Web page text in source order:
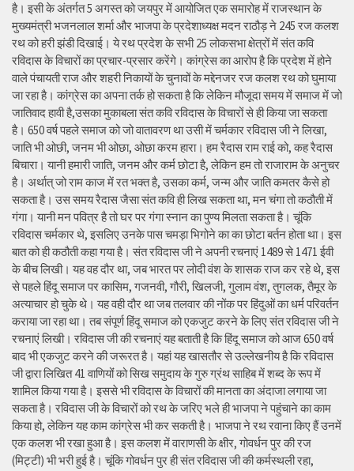
है। इसी के अंतर्गत 5 अगस्त को जयपुर में आयोजित एक समारोह में राजस्थान के
मुख्यमंत्री भजनलाल शर्मा और भाजपा के प्रदेशाध्यक्ष मदन राठौड़ ने 245 रज कलश
रथ को हरी झंडी दिखाई। ये रथ प्रदेश के सभी 25 लोकसभा क्षेत्रों में संत कवि
रविदास के विचारों का प्रचार-प्रसार करेंगे। कांग्रेस का आरोप है कि प्रदेश में होने
वाले पंचायती राज और शहरी निकायों के चुनावों के मद्देनजर रज कलश रथ को घुमाया
जा रहा है। कांग्रेस का अपना तर्क हो सकता है कि लेकिन मौजूदा समय में समाज में जो
जातिवाद हावी है,उसका मुकाबला संत कवि रविदास के विचारों से ही किया जा सकता
है। 650 वर्ष पहले समाज को जो वातावरण था उसी में चर्मकार रविदास जी ने लिखा,
जाति भी ओछी, जनम भी ओछा, ओछा करम हारा। हम रैदास राम राई को, कह रैदास
बिचारा। यानी हमारी जाति, जनम और कर्म छोटा है, लेकिन हम तो राजाराम के अनुचर
है। अर्थात् जो राम काज में रत भक्त है, उसका कर्म, जन्म और जाति कमतर कैसे हो
सकता है। उस समय रैदास जैसा संत कवि ही लिख सकता था, मन चंगा तो कठौती में
गंगा। यानी मन पवित्र है तो घर पर गंगा स्नान का पुण्य मिलता सकता है। चूंकि
रविदास चर्मकार थे, इसलिए उनके पास चमड़ा भिगोने का का छोटा बर्तन होता था। इस
बात को ही कठौती कहा गया है। संत रविदास जी ने अपनी रचनाएं 1489 से 1471 ईवी
के बीच लिखी। यह वह दौर था, जब भारत पर लोदी वंश के शासक राज कर रहे थे, इस
से पहले हिंदू समाज पर कासिम, गजनवी, गौरी, खिलजी, गुलाम वंश, तुगलक, तैमूर के
अत्याचार हो चुके थे। यह वही दौर था जब तलवार की नोंक पर हिंदुओं का धर्म परिवर्तन
कराया जा रहा था। तब संपूर्ण हिंदू समाज को एकजुट करने के लिए संत रविदास जी ने
रचनाएं लिखी। रविदास जी की रचनाएं यह बताती है कि हिंदू समाज को आज 650 वर्ष
बाद भी एकजुट करने की जरूरत है। यहां यह खासतौर से उल्लेखनीय है कि रविदास
जी द्वारा लिखित 41 वाणियोंं को सिख समुदाय के गुरु ग्रंथ साहिब में शब्द के रूप में
शामिल किया गया है। इससे भी रविदास के विचारों की मानता का अंदाजा लगाया जा
सकता है। रविदास जी के विचारों को रथ के जरिए भले ही भाजपा ने पहुंचाने का काम
किया हो, लेकिन यह काम कांग्रेस भी कर सकती है। भाजपा ने रथ रवाना किए हैं उनमें
एक कलश भी रखा हुआ है। इस कलश में वाराणसी के क्षीर, गोवर्धन पुर की रज
(मिट्टी) भी भरी हुई है। चूंकि गोवर्धन पुर ही संत रविदास जी की कर्मस्थली रहा,